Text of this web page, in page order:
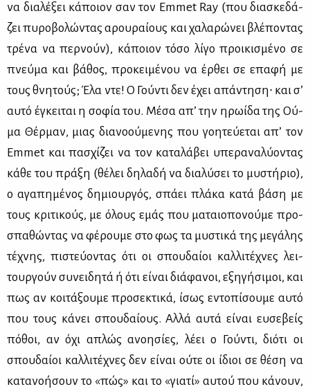
να δια­λέ­ξει κά­ποιον σαν τον Emmet Ray (που δια­σκε­δά­
ζει πυ­ρο­βο­λώ­ντας αρου­ραί­ους και χα­λα­ρώ­νει βλέ­πο­ντας
τρέ­να να περ­νούν), κά­ποιον τό­σο λί­γο προι­κι­σμέ­νο σε
πνεύ­μα και βά­θος, προ­κει­μέ­νου να έρ­θει σε επα­φή με
τους θνη­τούς; Έλα ντε! Ο Γού­ντι δεν έχει απά­ντη­ση∙ και σ’
αυ­τό έγκει­ται η σο­φία του. Μέ­σα απ’ την ηρω­ί­δα της Ού­
μα Θέρ­μαν, μιας δια­νο­ού­με­νης που γοη­τεύ­ε­ται απ’ τον
Emmet και πα­σχί­ζει να τον κα­τα­λά­βει υπε­ρα­να­λύ­ο­ντας
κά­θε του πρά­ξη (θέ­λει δη­λα­δή να δια­λύ­σει το μυ­στή­ριο),
ο αγα­πη­μέ­νος δη­μιουρ­γός, σπά­ει πλά­κα κα­τά βά­ση με
τους κρι­τι­κούς, με όλους εμάς που μα­ταιο­πο­νού­με προ­
σπα­θώ­ντας να φέ­ρου­με στο φως τα μυ­στι­κά της με­γά­λης
τέ­χνης, πι­στεύ­ο­ντας ότι οι σπου­δαί­οι καλ­λι­τέ­χνες λει­
τουρ­γούν συ­νει­δη­τά ή ότι εί­ναι διά­φα­νοι, εξη­γή­σι­μοι, και
πως αν κοι­τά­ξου­με προ­σε­κτι­κά, ίσως εντο­πί­σου­με αυ­τό
που τους κά­νει σπου­δαί­ους. Αλ­λά αυ­τά εί­ναι ευ­σε­βείς
πό­θοι, αν όχι απλώς ανοη­σί­ες, λέ­ει ο Γού­ντι, διό­τι οι
σπου­δαί­οι καλ­λι­τέ­χνες δεν εί­ναι ού­τε οι ίδιοι σε θέ­ση να
κα­τα­νο­ή­σουν το «πώς» και το «για­τί» αυ­τού που κά­νουν,